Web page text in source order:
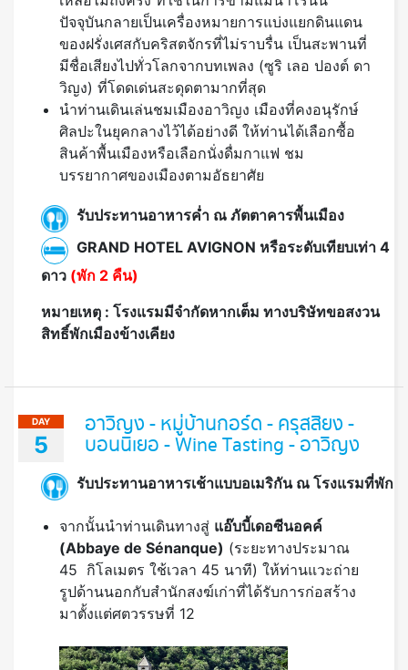
ปัจจุบันกลายเป็นเครื่องหมายการแบ่งแยกดินแดน
ของฝรั่งเศสกับคริสตจักรที่ไม่ราบรื่น เป็นสะพานที่
มีชื่อเสียงไปทั่วโลกจากบทเพลง (ซูริ เลอ ปองต์ ดา
วิญง) ที่โดดเด่นสะดุดตามากที่สุด
นำท่านเดินเล่นชมเมืองอาวิญง เมืองที่คงอนุรักษ์
ศิลปะในยุคกลางไว้ได้อย่างดี ให้ท่านได้เลือกซื้อ
สินค้าพื้นเมืองหรือเลือกนั่งดื่มกาแฟ ชม
บรรยากาศของเมืองตามอัธยาศัย
รับประทานอาหารค่ำ ณ ภัตตาคารพื้นเมือง
GRAND HOTEL AVIGNON หรือระดับเทียบเท่า 4
ดาว (พัก 2 คืน)
หมายเหตุ : โรงแรมมีจำกัดหากเต็ม ทางบริษัทขอสงวน
สิทธิ์พักเมืองข้างเคียง
DAY
5
อาวิญง - หมู่บ้านกอร์ด - ครุสสิยง -
บอนนิเยอ - Wine Tasting - อาวิญง
รับประทานอาหารเช้าแบบอเมริกัน ณ โรงแรมที่พัก
จากนั้นนำท่านเดินทางสู่ แอ๊บบี้เดอซีนอคค์
(Abbaye de Sénanque) (ระยะทางประมาณ
45 กิโลเมตร ใช้เวลา 45 นาที) ให้ท่านแวะถ่าย
รูปด้านนอกกับสำนักสงฆ์เก่าที่ได้รับการก่อสร้าง
มาตั้งแต่ศตวรรษที่ 12